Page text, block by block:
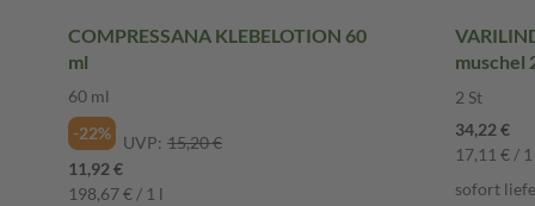
COMPRESSANA KLEBELOTION 60
ml
60 ml
-22%
UVP: 15,20 €
11,92 €
198,67 € / 1 l
muschel
2 St
34,22 €
17,11 € / 1
sofort